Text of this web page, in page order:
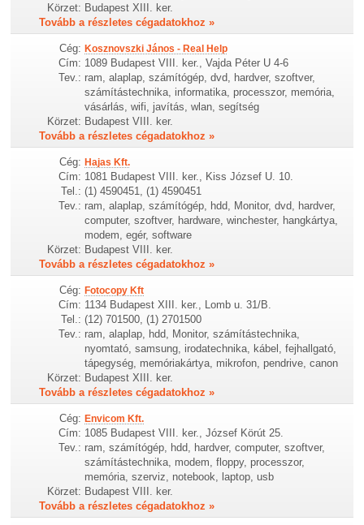
Körzet: Budapest XIII. ker.
Tovább a részletes cégadatokhoz »
Cég: Kosznovszki János - Real Help
Cím: 1089 Budapest VIII. ker., Vajda Péter U 4-6
Tev.: ram, alaplap, számítógép, dvd, hardver, szoftver,
számítástechnika, informatika, processzor, memória,
vásárlás, wifi, javítás, wlan, segítség
Körzet: Budapest VIII. ker.
Tovább a részletes cégadatokhoz »
Cég: Hajas Kft.
Cím: 1081 Budapest VIII. ker., Kiss József U. 10.
Tel.: (1) 4590451, (1) 4590451
Tev.: ram, alaplap, számítógép, hdd, Monitor, dvd, hardver,
computer, szoftver, hardware, winchester, hangkártya,
modem, egér, software
Körzet: Budapest VIII. ker.
Tovább a részletes cégadatokhoz »
Cég: Fotocopy Kft
Cím: 1134 Budapest XIII. ker., Lomb u. 31/B.
Tel.: (12) 701500, (1) 2701500
Tev.: ram, alaplap, hdd, Monitor, számítástechnika,
nyomtató, samsung, irodatechnika, kábel, fejhallgató,
tápegység, memóriakártya, mikrofon, pendrive, canon
Körzet: Budapest XIII. ker.
Tovább a részletes cégadatokhoz »
Cég: Envicom Kft.
Cím: 1085 Budapest VIII. ker., József Körút 25.
Tev.: ram, számítógép, hdd, hardver, computer, szoftver,
számítástechnika, modem, floppy, processzor,
memória, szerviz, notebook, laptop, usb
Körzet: Budapest VIII. ker.
Tovább a részletes cégadatokhoz »